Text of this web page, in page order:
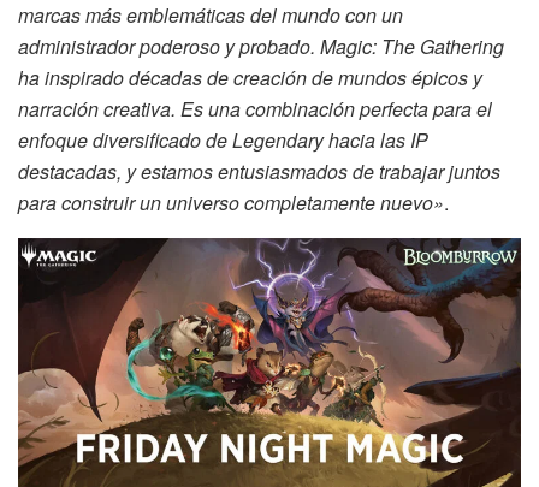
marcas más emblemáticas del mundo con un
administrador poderoso y probado. Magic: The Gathering
ha inspirado décadas de creación de mundos épicos y
narración creativa. Es una combinación perfecta para el
enfoque diversificado de Legendary hacia las IP
destacadas, y estamos entusiasmados de trabajar juntos
para construir un universo completamente nuevo».